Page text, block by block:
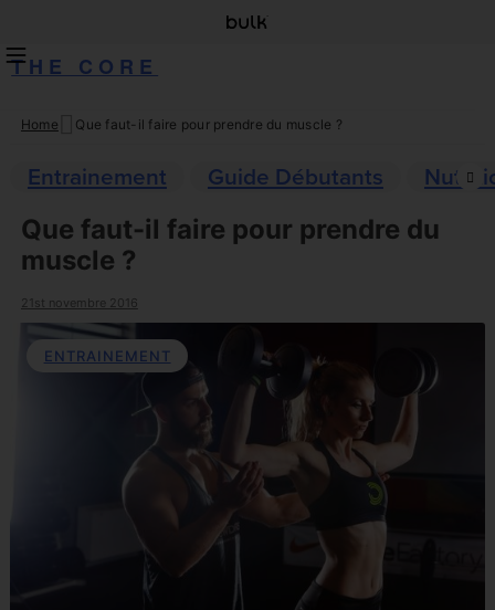
THE CORE
Skip
content
Home Que faut-il faire pour prendre du muscle ?
Entrainement Guide Débutants
Que faut-il faire pour prendre du
muscle ?
21st novembre 2016
ENTRAINEMENT